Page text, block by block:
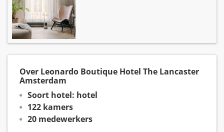
Over Leonardo Boutique Hotel The Lancaster
Amsterdam
Soort hotel: hotel
122 kamers
20 medewerkers